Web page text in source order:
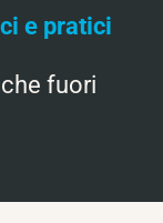
e pratici
fuori